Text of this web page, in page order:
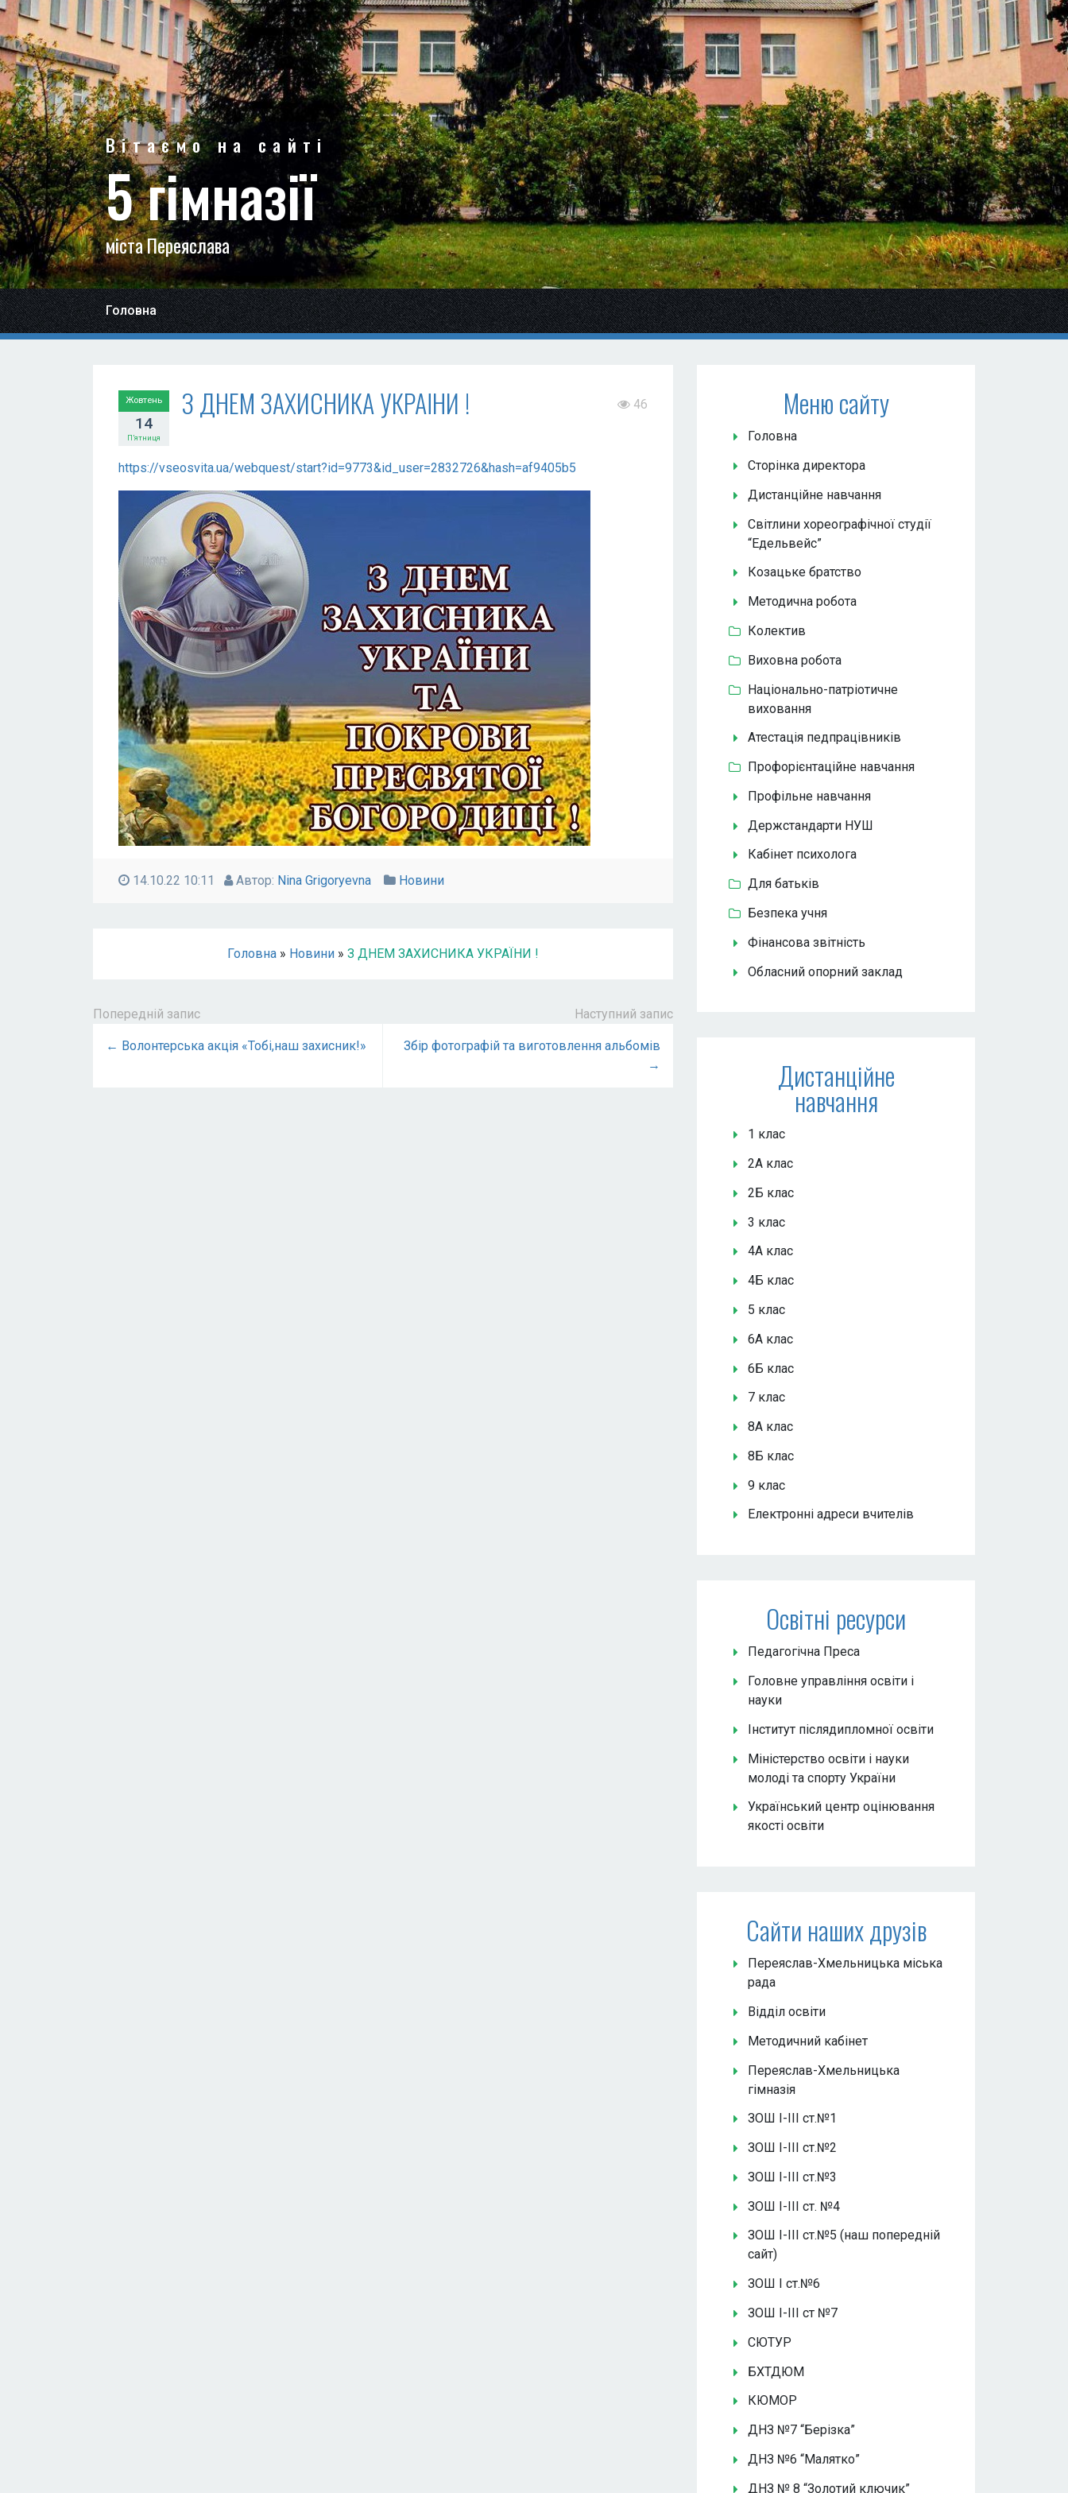
Вітаємо на сайті
5 гімназії
міста Переяслава
Головна
Жовтень
14
П’ятниця
З ДНЕМ ЗАХИСНИКА УКРАЇНИ ! 46
https://vseosvita.ua/webquest/start?id=9773&id_user=2832726&hash=af9405b5
14.10.22 10:11 Автор: Nina Grigoryevna Новини
Головна » Новини » З ДНЕМ ЗАХИСНИКА УКРАЇНИ !
Попередній запис Наступний запис
← Волонтерська акція «Тобі,наш захисник!»
Збір фотографій та виготовлення альбомів
→
Меню сайту
Головна
Сторінка директора
Дистанційне навчання
Світлини хореографічної студії
“Едельвейс”
Козацьке братство
Методична робота
Колектив
Виховна робота
Національно-патріотичне
виховання
Атестація педпрацівників
Профорієнтаційне навчання
Профільне навчання
Держстандарти НУШ
Кабінет психолога
Для батьків
Безпека учня
Фінансова звітність
Обласний опорний заклад
Дистанційне
навчання
1 клас
2А клас
2Б клас
3 клас
4А клас
4Б клас
5 клас
6А клас
6Б клас
7 клас
8А клас
8Б клас
9 клас
Електронні адреси вчителів
Освітні ресурси
Педагогічна Преса
Головне управління освіти і
науки
Інститут післядипломної освіти
Міністерство освіти і науки
молоді та спорту України
Український центр оцінювання
якості освіти
Сайти наших друзів
Переяслав-Хмельницька міська
рада
Відділ освіти
Методичний кабінет
Переяслав-Хмельницька
гімназія
ЗОШ І-ІІІ ст.№1
ЗОШ І-ІІІ ст.№2
ЗОШ І-ІІІ ст.№3
ЗОШ І-ІІІ ст. №4
ЗОШ І-ІІІ ст.№5 (наш попередній
сайт)
ЗОШ І ст.№6
ЗОШ І-ІІІ ст №7
СЮТУР
БХТДЮМ
КЮМОР
ДНЗ №7 “Берізка”
ДНЗ №6 “Малятко”
ДНЗ № 8 “Золотий ключик”